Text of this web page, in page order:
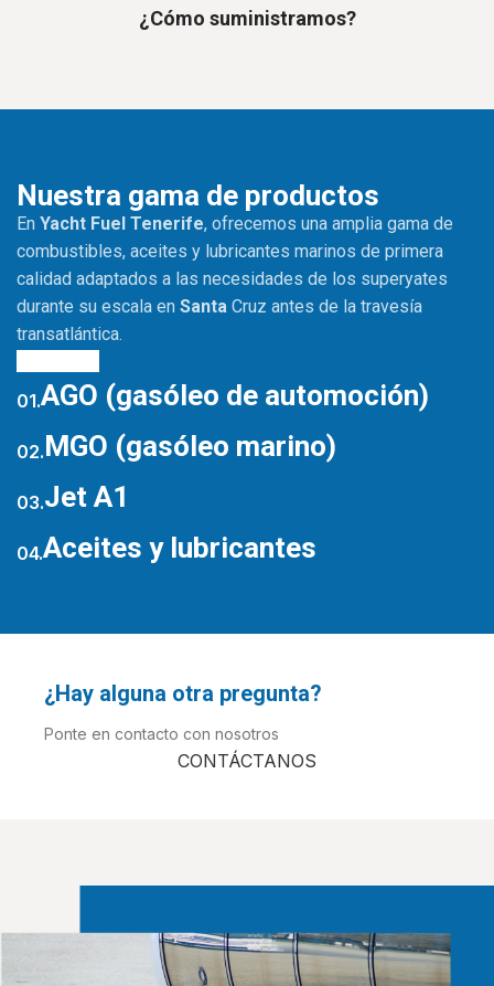
¿Cómo suministramos?
Nuestra gama de productos
En Yacht Fuel Tenerife, ofrecemos una amplia gama de
combustibles, aceites y lubricantes marinos de primera
calidad adaptados a las necesidades de los superyates
durante su escala en Santa Cruz antes de la travesía
transatlántica.
01.AGO (gasóleo de automoción)
02.MGO (gasóleo marino)
03.Jet A1
04.Aceites y lubricantes
¿Hay alguna otra pregunta?
Ponte en contacto con nosotros
CONTÁCTANOS